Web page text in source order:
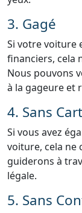
3. Gagé
Si votre voiture
financiers, cela
Nous pouvons
à la gageure et
4. Sans
Si vous avez
voiture, cela ne
guiderons à
légale.
5. Sans